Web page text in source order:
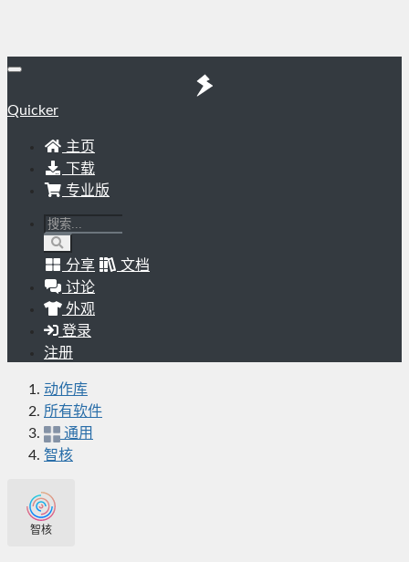
Quicker
主页
下载
专业版
分享
文档
讨论
外观
登录
注册
动作库
所有软件
通用
智核
智核